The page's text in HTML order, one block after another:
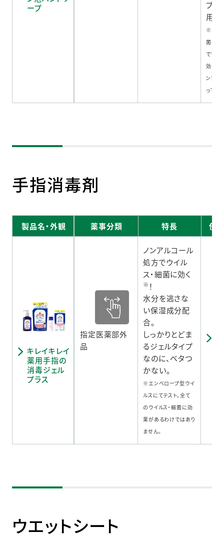
ープ
プヘ
用！
※ポン
菌の増
です。
効では
ンプヘ
ってく
手指消毒剤
製品名・外観 薬事分類 特長 使
キレイキレイ
薬用手指の
消毒ジェル
プラス
指定医薬部外
品
ノンアルコール
処方でウイル
ス・細菌に効く
※ ！
水分を逃さな
い保湿成分配
合。
しっかりとどま
るジェルタイプ
なのに、ベタつ
かない。
※エンベロープ型ウイ
ルスにてテスト。全て
のウイルス・細菌に効
果があるわけではあり
ません。
ウエットシート